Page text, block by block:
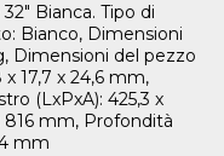
Bianca. Tipo di
Bianco, Dimensioni
Dimensioni del pezzo
17,7 x 24,6 mm,
(LxPxA): 425,3 x
816 mm, Profondità
mm